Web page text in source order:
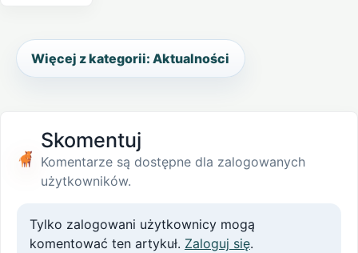
Więcej z kategorii: Aktualności
Skomentuj
Komentarze są dostępne dla zalogowanych
użytkowników.
Tylko zalogowani użytkownicy mogą
komentować ten artykuł. Zaloguj się.